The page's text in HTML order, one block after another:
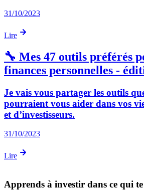
31/10/2023
Lire
🔧 Mes 47 outils préférés
finances personnelles -
Je vais vous partager les outils
pourraient vous aider dans vos
et d’investisseurs.
31/10/2023
Lire
Apprends à investir dans ce qui